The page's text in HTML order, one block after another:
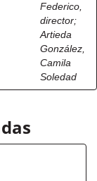
Federico,
director;
Artieda
González,
Camila
Soledad